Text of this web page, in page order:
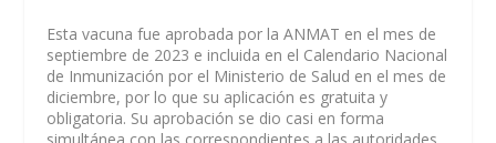
Esta vacuna fue aprobada por la ANMAT en el mes de
septiembre de 2023 e incluida en el Calendario Nacional
de Inmunización por el Ministerio de Salud en el mes de
diciembre, por lo que su aplicación es gratuita y
obligatoria. Su aprobación se dio casi en forma
simultánea con las correspondientes a las autoridades